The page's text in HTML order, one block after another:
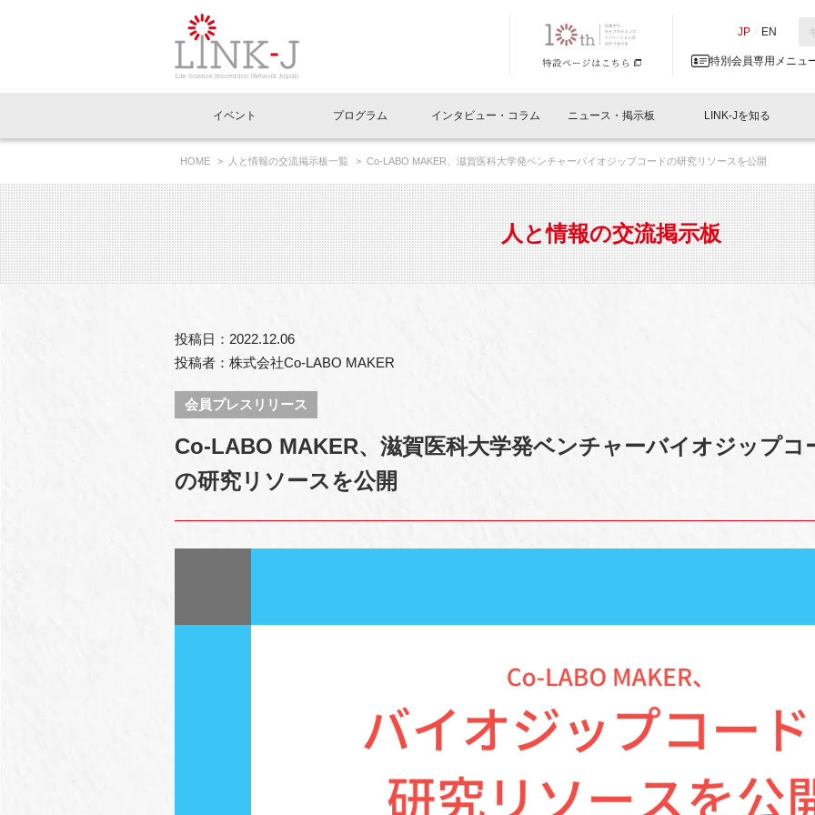
JP EN
特別会員専用メニュ
イベントお知らせメール登録
閉じる
イベント
イベント一覧
LINK-J主催・共催 特別会員開催
LINK-J協賛・協力 出展・参加
イベントレポート一覧
LINK-J主催・共催
LINK-J協賛・協力
プログラム
Out of Box相談室 What's "UNIKORN"？
インタビュー・コラム
インタビュー・コラム一覧
スペシャルインタビュー ベンチャーインタビュー 会報
連載コラム サポーターコラム 日本
ニュース・掲示板
ニュース一覧
トピック プレスリリース
メディア情報 海外関連
協賛・協力
人と情報の交流掲示板一覧
会員プレスリリース
募集
LINK-Jを知る
理事長挨拶 Why in Nihonbashi
国内外連携 サポーター紹介 事業
組織概要 パンフレット GTB
特別会員一覧 特別会員について 入会
専用メニューはこちら
ラウンジ・会議室 オフィス・ラボ 施設
アクセス
HOME 人と情報の交流掲示板一覧 Co-LABO MAKER、滋賀医科大学発ベンチャーバイオジップコードの研究リソースを公開
人と情報の交流掲示板
投稿日：2022.12.06
投稿者：株式会社Co-LABO MAKER
会員プレスリリース
Co-LABO MAKER、滋賀医科大学発ベンチャーバイオジップコ
の研究リソースを公開